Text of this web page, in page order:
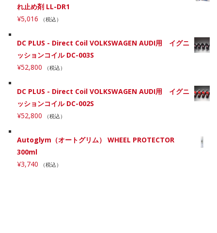
れ止め剤 LL-DR1
¥5,016 （税込）
DC PLUS - Direct Coil VOLKSWAGEN AUDI用 イグニ
ッションコイル DC-003S
¥52,800 （税込）
DC PLUS - Direct Coil VOLKSWAGEN AUDI用 イグニ
ッションコイル DC-002S
¥52,800 （税込）
Autoglym（オートグリム） WHEEL PROTECTOR
300ml
¥3,740 （税込）